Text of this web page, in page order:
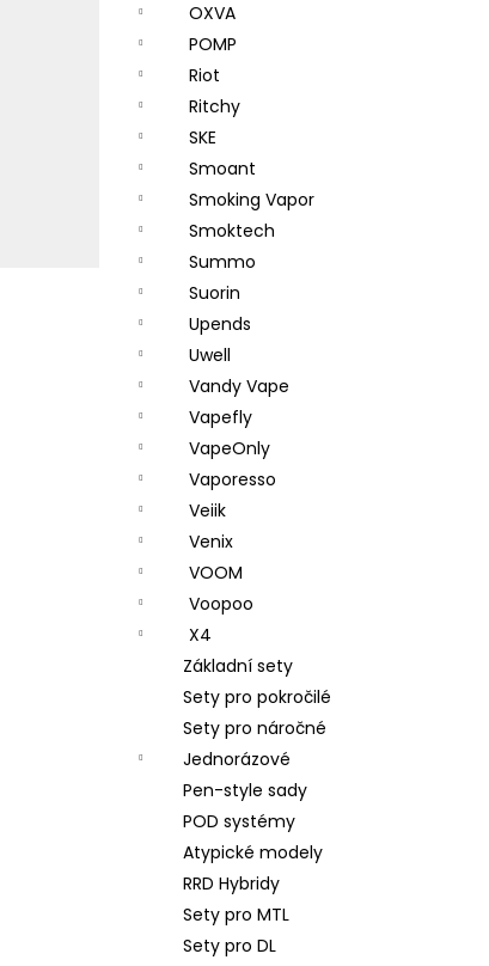
OXVA
POMP
Riot
Ritchy
SKE
Smoant
Smoking Vapor
Smoktech
Summo
Suorin
Upends
Uwell
Vandy Vape
Vapefly
VapeOnly
Vaporesso
Veiik
Venix
VOOM
Voopoo
X4
Základní sety
Sety pro pokročilé
Sety pro náročné
Jednorázové
Pen-style sady
POD systémy
Atypické modely
RRD Hybridy
Sety pro MTL
Sety pro DL